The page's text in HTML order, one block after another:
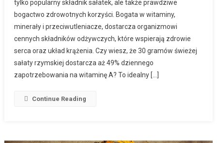
tylko popularny składnik sałatek, ale także prawdziwe
bogactwo zdrowotnych korzyści. Bogata w witaminy,
minerały i przeciwutleniacze, dostarcza organizmowi
cennych składników odżywczych, które wspierają zdrowie
serca oraz układ krążenia. Czy wiesz, że 30 gramów świeżej
sałaty rzymskiej dostarcza aż 49% dziennego
zapotrzebowania na witaminę A? To idealny […]
Continue Reading